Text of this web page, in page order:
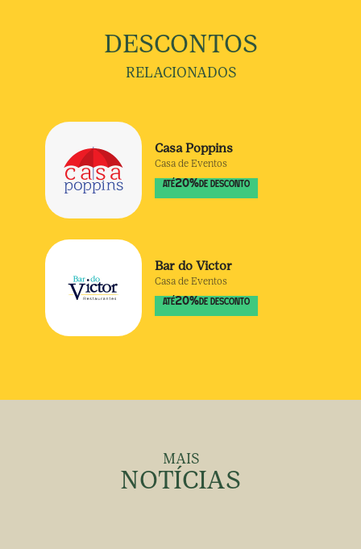
DESCONTOS
RELACIONADOS
Casa Poppins
Casa de Eventos
ATÉ20% DE DESCONTO
Bar do Victor
Casa de Eventos
ATÉ20% DE DESCONTO
MAIS
NOTÍCIAS